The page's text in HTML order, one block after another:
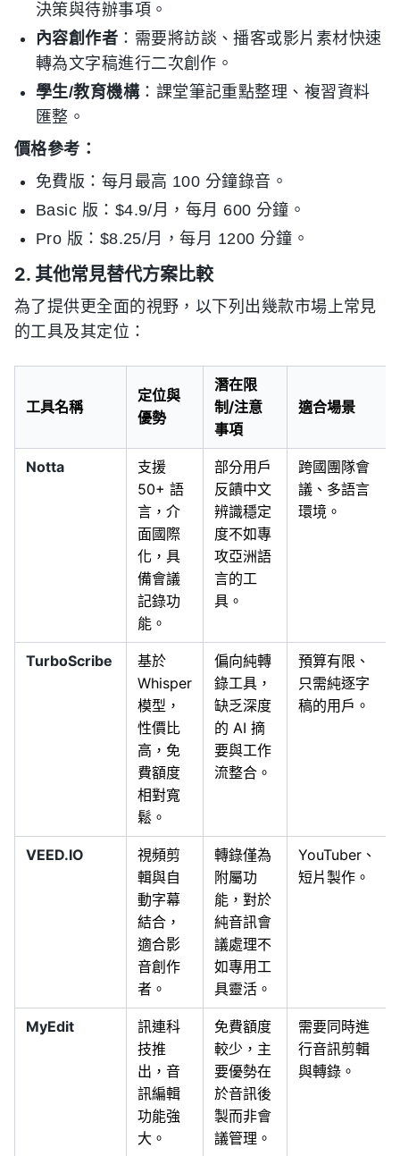
決策與待辦事項。
內容創作者 ：需要將訪談、播客或影片素材快速
轉為文字稿進行二次創作。
學生/教育機構：課堂筆記重點整理、複習資料
匯整。
價格參考：
免費版：每月最高 100 分鐘錄音。
Basic 版：$4.9/月，每月 600 分鐘。
Pro 版：$8.25/月，每月 1200 分鐘。
2. 其他常見替代方案比較
為了提供更全面的視野，以下列出幾款市場上常見
的工具及其定位：
工具名稱
定位與
優勢
潛在限
制/注意
事項
適合場景
Notta
支援
50+ 語
言，介
面國際
化，具
備會議
記錄功
能。
部分用戶
反饋中文
辨識穩定
度不如專
攻亞洲語
言的工
具。
跨國團隊會
議、多語言
環境。
TurboScribe
基於
Whisper
模型，
性價比
高，免
費額度
相對寬
鬆。
偏向純轉
錄工具，
缺乏深度
的 AI 摘
要與工作
流整合。
預算有限、
只需純逐字
稿的用戶。
VEED.IO
視頻剪
輯與自
動字幕
結合，
適合影
音創作
者。
轉錄僅為
附屬功
能，對於
純音訊會
議處理不
如專用工
具靈活。
YouTuber、
短片製作。
MyEdit
訊連科
技推
出，音
訊編輯
功能強
大。
免費額度
較少，主
要優勢在
於音訊後
製而非會
議管理。
需要同時進
行音訊剪輯
與轉錄。